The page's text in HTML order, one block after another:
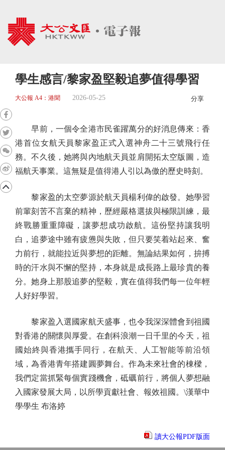
學生感言/黎家盈堅毅追夢值得學習
大公報 A4：港聞 2026-05-25 分享
早前，一個令全港市民雀躍萬分的好消息傳來：香
港首位女航天員黎家盈正式入選神舟二十三號飛行任
務。不久後，她將與內地航天員並肩開拓太空版圖，造
福航天事業。這無疑是值得港人引以為傲的歷史時刻。
黎家盈的太空夢源於航天員楊利偉的啟發。她學習
前輩刻苦不言棄的精神，歷經嚴格選拔與極限訓練，最
終戰勝重重障礙，讓夢想成功啟航。這份堅持讓我明
白，追夢途中雖有疲憊與失敗，但只要笑着站起來、奮
力前行，就能拉近與夢想的距離。無論結果如何，拚搏
時的汗水與不懈的堅持，本身就是成長路上最珍貴的養
分。她身上那股追夢的堅毅，實在值得我們每一位年輕
人好好學習。
黎家盈入選國家航天盛事，也令我深深體會到祖國
對香港的關懷與厚愛。在創科浪潮一日千里的今天，祖
國始終與香港攜手同行，在航天、人工智能等前沿領
域，為香港青年搭建圓夢舞台。作為未來社會的棟樑，
我們定當抓緊每個實踐機會，砥礪前行，將個人夢想融
入國家發展大局，以所學貢獻社會、報效祖國。\漢華中
學學生 布洛婷
讀大公報PDF版面